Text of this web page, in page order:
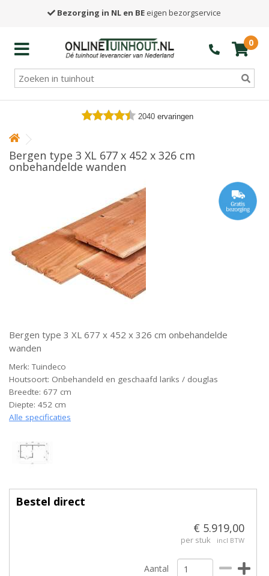
Bezorging in NL en BE eigen bezorgservice
0
2040 ervaringen
Bergen type 3 XL 677 x 452 x 326 cm
onbehandelde wanden
Bergen type 3 XL 677 x 452 x 326 cm onbehandelde
wanden
Merk: Tuindeco
Houtsoort: Onbehandeld en geschaafd lariks / douglas
Breedte: 677 cm
Diepte: 452 cm
Alle specificaties
Bestel direct
€ 5.919,00
per stuk incl BTW
Aantal